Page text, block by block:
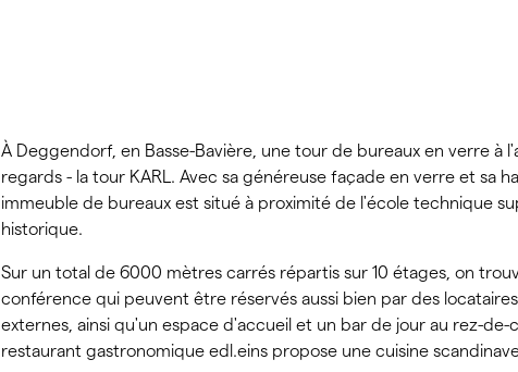
À Deggendorf, en Basse-Bavière, une tour de bureaux en verre à
regards - la tour KARL. Avec sa généreuse façade en verre et sa
immeuble de bureaux est situé à proximité de l'école technique
historique.
Sur un total de 6000 mètres carrés répartis sur 10 étages, on
conférence qui peuvent être réservés aussi bien par des
externes, ainsi qu'un espace d'accueil et un bar de jour au rez-de-
restaurant gastronomique edl.eins propose une cuisine